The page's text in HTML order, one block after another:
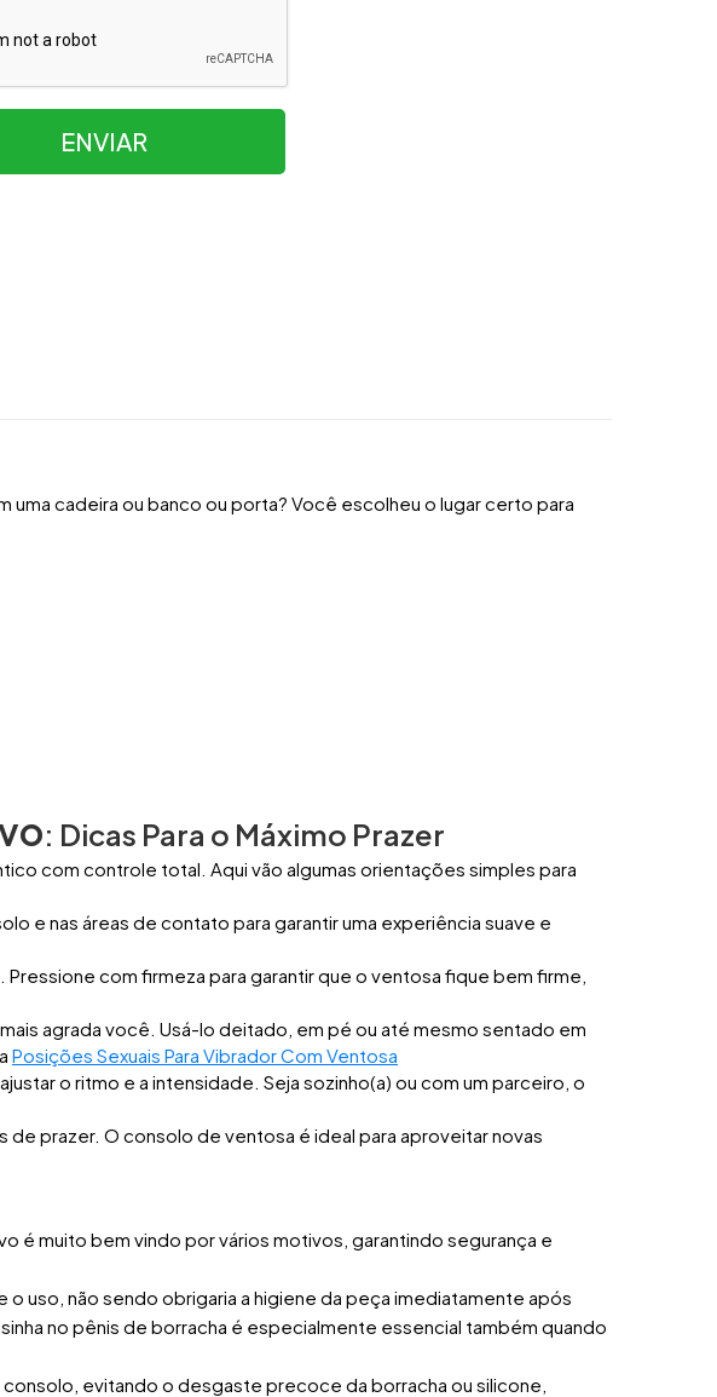
ENVIAR
cadeira ou banco ou porta? Você escolheu o lugar certo para
: Dicas Para o Máximo Prazer
com controle total. Aqui vão algumas orientações simples para
e nas áreas de contato para garantir uma experiência suave e
com firmeza para garantir que o ventosa fique bem firme,
agrada você. Usá-lo deitado, em pé ou até mesmo sentado em
Posições Sexuais Para Vibrador Com Ventosa
o ritmo e a intensidade. Seja sozinho(a) ou com um parceiro, o
prazer. O consolo de ventosa é ideal para aproveitar novas
é muito bem vindo por vários motivos, garantindo segurança e
uso, não sendo obrigaria a higiene da peça imediatamente após
no pênis de borracha é especialmente essencial também quando
evitando o desgaste precoce da borracha ou silicone,